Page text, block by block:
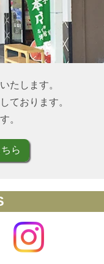
たします。
ております。
。
ら